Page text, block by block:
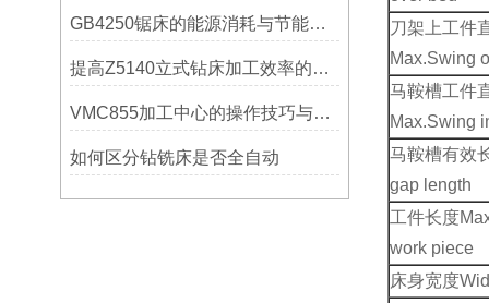
GB4250锯床的能源消耗与节能措施
提高Z5140立式钻床加工效率的改进措施
VMC855加工中心的操作技巧与维护指南
如何区分钻铣床是否全自动
刀架上工件
Max.Swing
马鞍槽工件
Max.Swing
马鞍槽有效
gap length
工件长度
work piece
床身宽度